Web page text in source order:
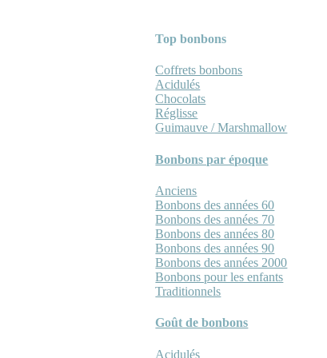
Top bonbons
Coffrets bonbons
Acidulés
Chocolats
Réglisse
Guimauve / Marshmallow
Bonbons par époque
Anciens
Bonbons des années 60
Bonbons des années 70
Bonbons des années 80
Bonbons des années 90
Bonbons des années 2000
Bonbons pour les enfants
Traditionnels
Goût de bonbons
Acidulés